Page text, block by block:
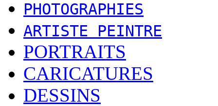
PHOTOGRAPHIES
ARTISTE PEINTRE
PORTRAITS
CARICATURES
DESSINS